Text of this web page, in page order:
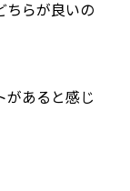
ちらが良いの
があると感じ